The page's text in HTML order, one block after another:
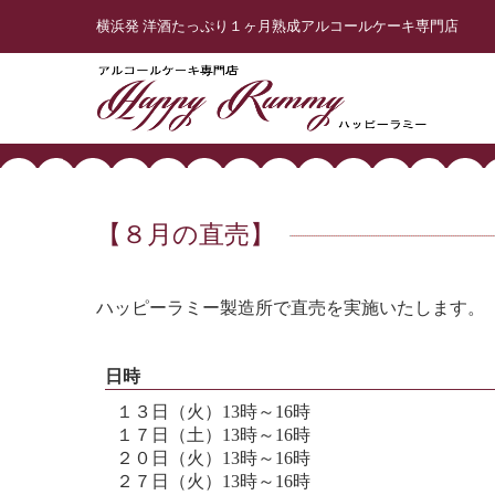
横浜発 洋酒たっぷり１ヶ月熟成アルコールケーキ専門店
【８月の直売】
ハッピーラミー製造所で直売を実施いたします。
日時
１３日（火）13時～16時
１７日（土）13時～16時
２０日（火）13時～16時
２７日（火）13時～16時